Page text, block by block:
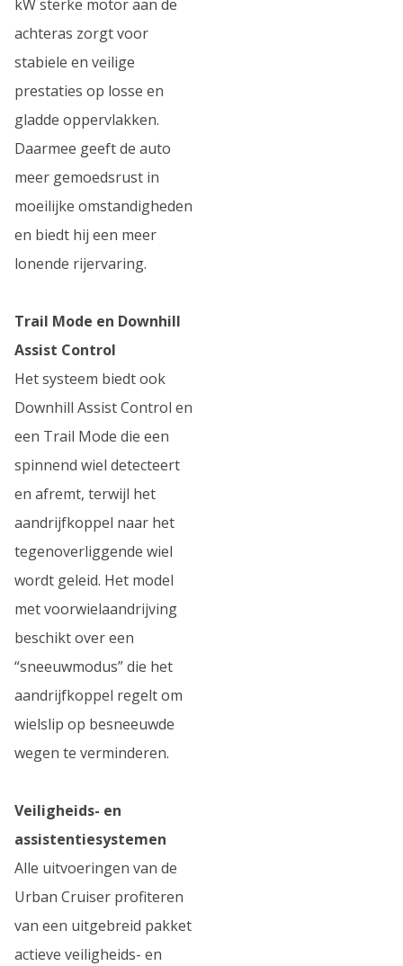
kW sterke motor aan de
achteras zorgt voor
stabiele en veilige
prestaties op losse en
gladde oppervlakken.
Daarmee geeft de auto
meer gemoedsrust in
moeilijke omstandigheden
en biedt hij een meer
lonende rijervaring.
Trail Mode en Downhill
Assist Control
Het systeem biedt ook
Downhill Assist Control en
een Trail Mode die een
spinnend wiel detecteert
en afremt, terwijl het
aandrijfkoppel naar het
tegenoverliggende wiel
wordt geleid. Het model
met voorwielaandrijving
beschikt over een
“sneeuwmodus” die het
aandrijfkoppel regelt om
wielslip op besneeuwde
wegen te verminderen.
Veiligheids- en
assistentiesystemen
Alle uitvoeringen van de
Urban Cruiser profiteren
van een uitgebreid pakket
actieve veiligheids- en